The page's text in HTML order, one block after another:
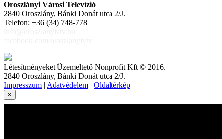
Oroszlányi Városi Televízió
2840 Oroszlány, Bánki Donát utca 2/J.
Telefon: +36 (34) 748-778
Létesítményeket Üzemeltető Nonprofit Kft © 2016.
2840 Oroszlány, Bánki Donát utca 2/J.
Impresszum | Adatvédelem | Oldaltérkép
×